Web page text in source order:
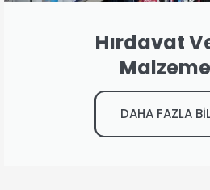
Hırdavat
DAHA FAZLA